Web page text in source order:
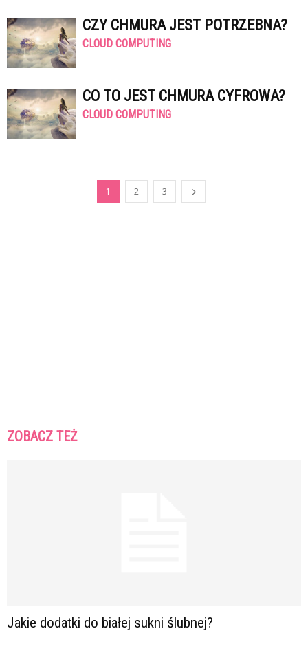
CZY CHMURA JEST POTRZEBNA?
CLOUD COMPUTING
CO TO JEST CHMURA CYFROWA?
CLOUD COMPUTING
1 2 3
ZOBACZ TEŻ
Jakie dodatki do białej sukni ślubnej?